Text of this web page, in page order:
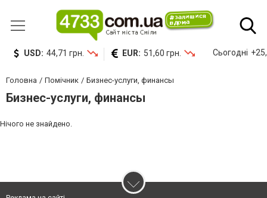
USD: 44,71 грн. EUR: 51,60 грн. Сьогодні
Головна Помічник Бизнес-услуги, финансы
Бизнес-услуги, финансы
Нічого не знайдено.